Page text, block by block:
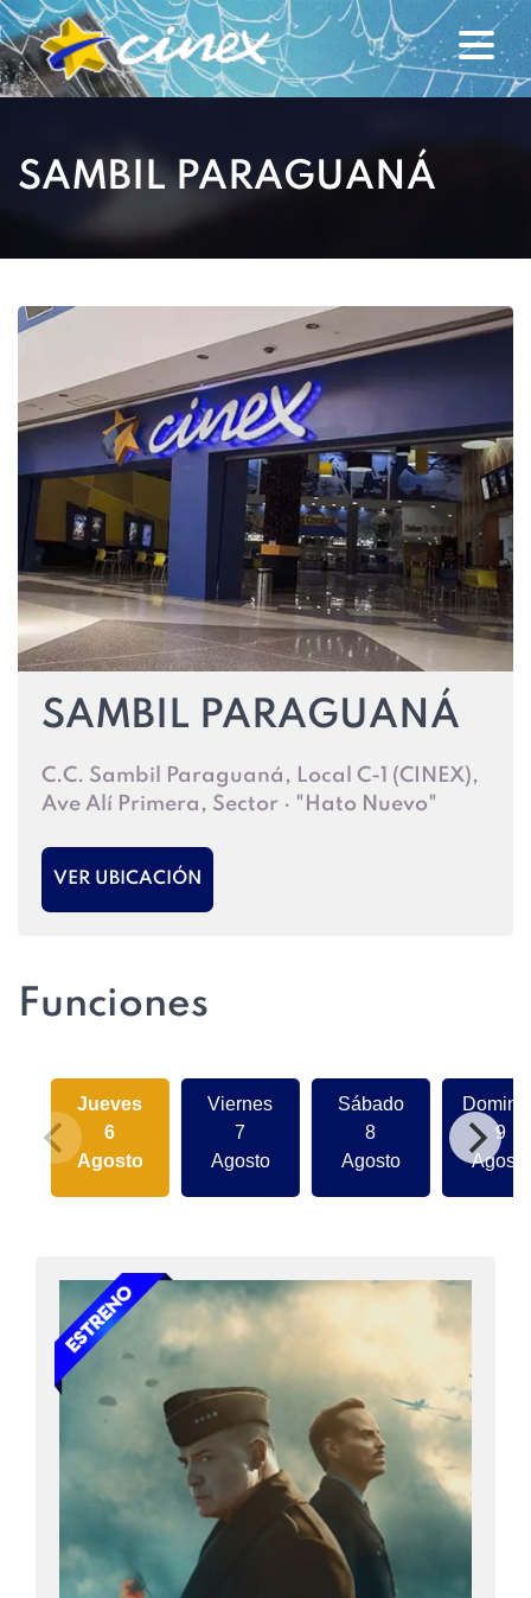
SAMBIL PARAGUANÁ
SAMBIL PARAGUANÁ
C.C. Sambil Paraguaná, Local C-1 (CINEX),
Ave Alí Primera, Sector · "Hato Nuevo"
VER UBICACIÓN
Funciones
Jueves
6
Agosto
Viernes
7
Agosto
Sábado
8
Agosto
9
Agosto